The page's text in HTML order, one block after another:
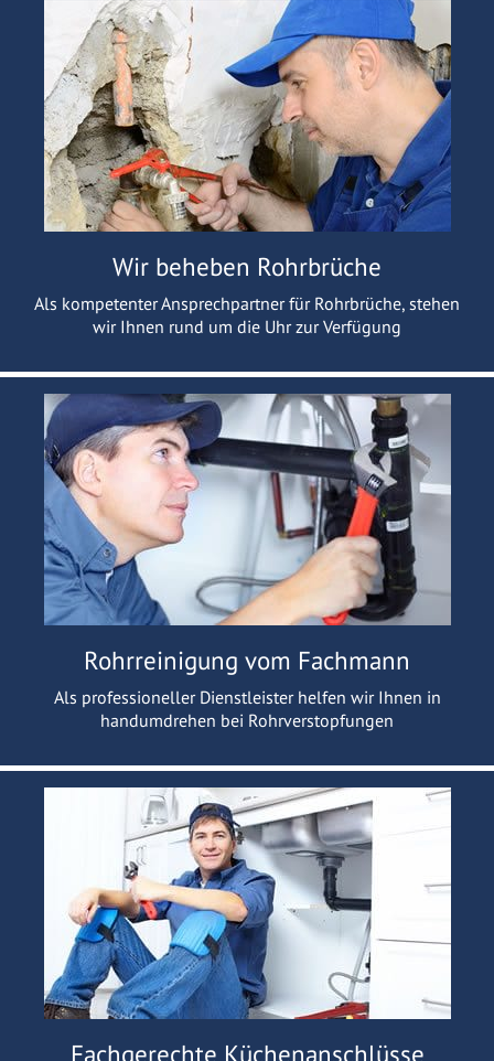
Wir beheben Rohrbrüche
Als kompetenter Ansprechpartner für Rohrbrüche, stehen
wir Ihnen rund um die Uhr zur Verfügung
Rohrreinigung vom Fachmann
Als professioneller Dienstleister helfen wir Ihnen in
handumdrehen bei Rohrverstopfungen
Fachgerechte Küchenanschlüsse